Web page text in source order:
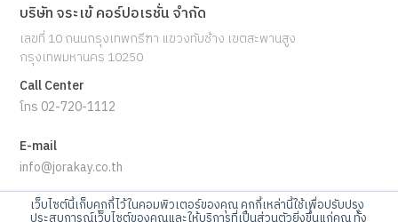
เว็บไซต์นี้เก็บคุกกี้ไว้ในคอมพิวเตอร์ของคุณ คุกกี้เหล่านี้ใช้เพื่อปรับปรุง
บริษัท จระเข้ คอร์ปอเรชั่น จำกัด
เลขที่ 10 ถนนกรุงเทพกรีฑา แขวงทับช้าง เขตสะพานสูง
กรุงเทพมหานคร 10250
Call Center
โทร 02-720-1112
E-mail
info@jorakay.co.th
Social